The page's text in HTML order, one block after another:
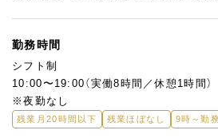
勤務時間
シフト制
10:00〜19:00（実働8時間／休憩1時間）
※夜勤なし
残業月20時間以下 残業ほぼなし 9時～勤